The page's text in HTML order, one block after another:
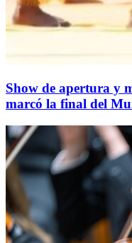
Show de apertura y
marcó la final del